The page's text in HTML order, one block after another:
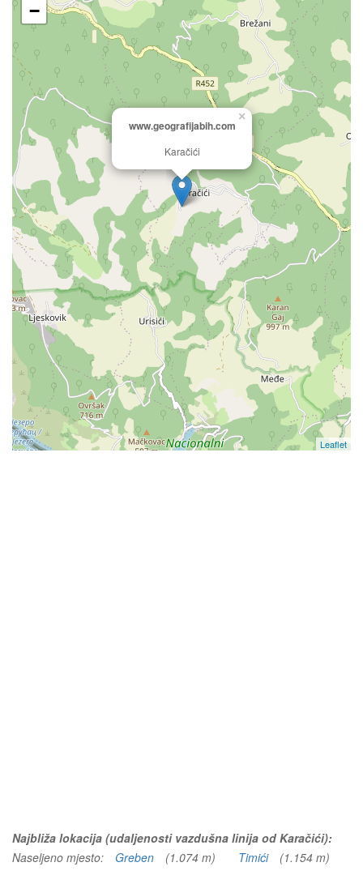
www.geografijabih.com
Karačići
×
−
Leaflet
Najbliža lokacija (udaljenosti vazdušna linija od Karačići):
Naseljeno mjesto:
Greben (1.074 m) Timići
(1.154 m)